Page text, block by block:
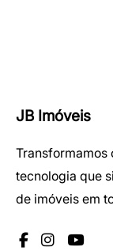
JB Imóveis
Transformamos
tecnologia que
de imóveis em